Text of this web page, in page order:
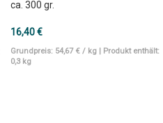
ca. 300 gr.
16,40€
Grundpreis: 54,67 € / kg | Produkt enthält:
0,3 kg